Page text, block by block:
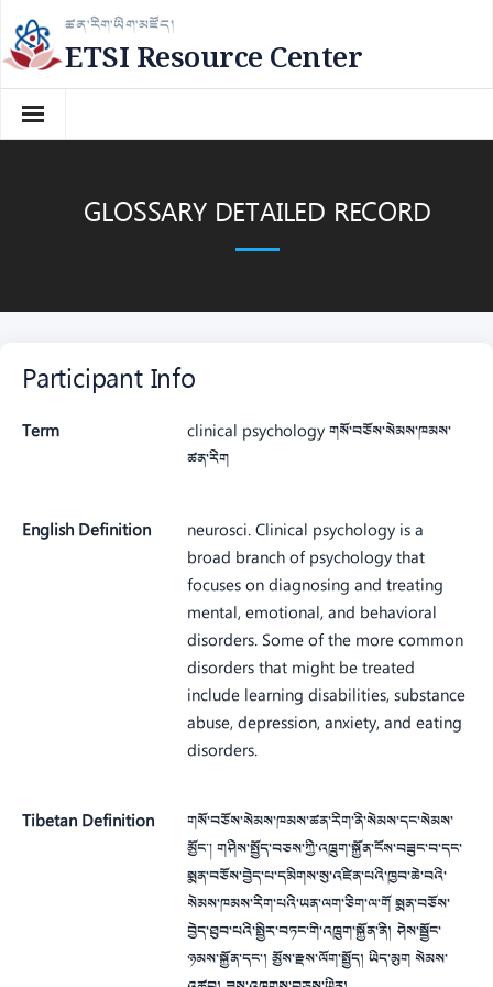
Skip
to
content
ཚན་རིག་ཡིག་མཛོད།
ETSI Resource Center
GLOSSARY DETAILED RECORD
Participant Info
Term
clinical psychology གསོ་བཅོས་སེམས་ཁམས་
ཚན་རིག
English Definition
neurosci. Clinical psychology is a
broad branch of psychology that
focuses on diagnosing and treating
mental, emotional, and behavioral
disorders. Some of the more common
disorders that might be treated
include learning disabilities, substance
abuse, depression, anxiety, and eating
disorders.
Tibetan Definition
གསོ་བཅོས་སེམས་ཁམས་ཚན་རིག་ནི་སེམས་དང་སེམས་
མྱོང། གཤིས་སྤྱོད་བཅས་ཀྱི་འཁྲུག་སྐྱོན་ངོས་བཟུང་བ་དང་
སྨན་བཅོས་བྱེད་པ་དམིགས་སུ་འཛིན་པའི་ཁྱབ་ཆེ་བའི་
སེམས་ཁམས་རིག་པའི་ཡན་ལག་ཅིག་ལ་གོ སྨན་བཅོས་
བྱེད་ཐུབ་པའི་སྤྱིར་བཏང་གི་འཁྲུག་སྐྱོན་ནི། ཤེས་སྦྱོང་
ཉམས་སྐྱོན་དང་། མྱོས་རྫས་ལོག་སྤྱོད། ཡིད་མུག སེམས་